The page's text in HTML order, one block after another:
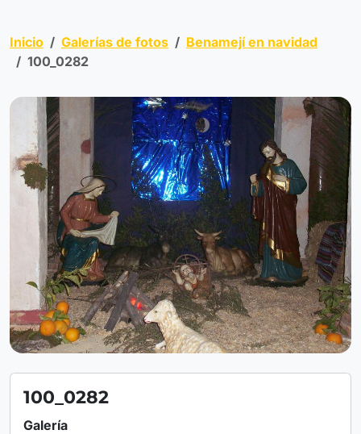
Inicio Galerías de fotos
Benamejí en navidad
100_0282
100_0282
Galería